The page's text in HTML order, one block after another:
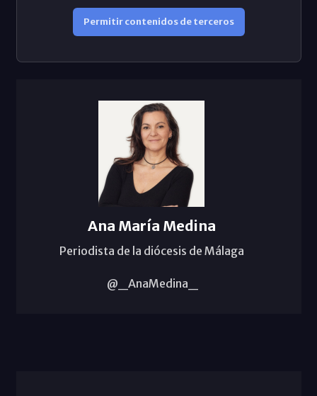
Permitir contenidos de terceros
Ana María Medina
Periodista de la diócesis de Málaga
@_AnaMedina_